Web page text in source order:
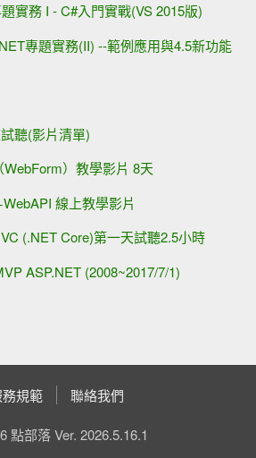
實務 I - C#入門實戰(VS 2015版)
專題實務(II) --範例應用與4.5新功能
聽(影片清單)
）教學影片 8天
線上教學影片
(.NET Core)第一天試聽2.5小時
ASP.NET (2008~2017/7/1)
務規範 聯絡我們
點部落 Ver. 2026.5.16.1